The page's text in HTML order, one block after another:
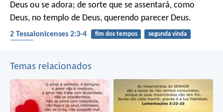
Deus ou se adora; de sorte que se assentará, como
Deus, no templo de Deus, querendo parecer Deus.
2 Tessalonicenses 2:3-4 fim dos tempos
segunda vinda
Temas relacionados